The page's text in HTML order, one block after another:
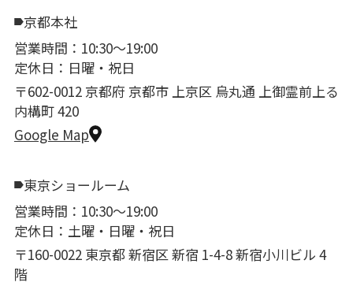
京都本社
営業時間：10:30〜19:00
定休日：日曜・祝日
〒602-0012 京都府 京都市 上京区 烏丸通 上御霊前上る
内構町 420
Google Map
東京ショールーム
営業時間：10:30〜19:00
定休日：土曜・日曜・祝日
〒160-0022 東京都 新宿区 新宿 1-4-8 新宿小川ビル 4
階